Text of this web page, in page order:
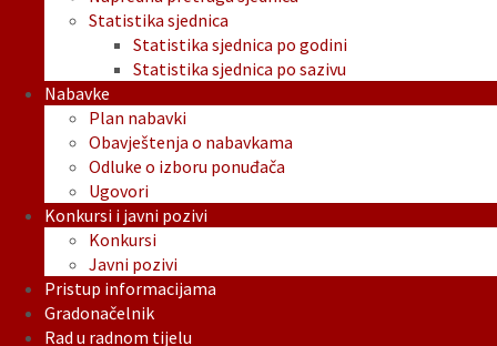
Statistika sjednica
Statistika sjednica po godini
Statistika sjednica po sazivu
Nabavke
Plan nabavki
Obavještenja o nabavkama
Odluke o izboru ponuđača
Ugovori
Konkursi i javni pozivi
Konkursi
Javni pozivi
Pristup informacijama
Gradonačelnik
Rad u radnom tijelu